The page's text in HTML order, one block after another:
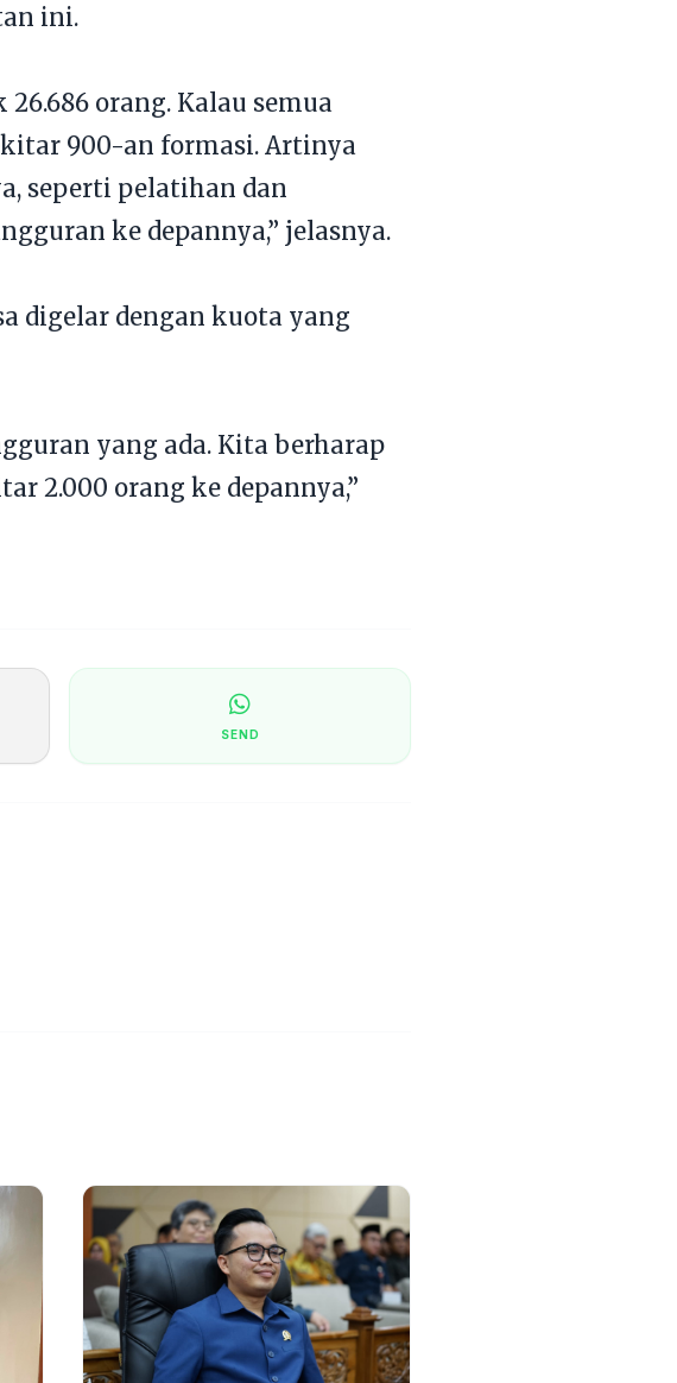
ini.
orang. Kalau semua
900-an formasi. Artinya
seperti pelatihan dan
ke depannya,” jelasnya.
digelar dengan kuota yang
yang ada. Kita berharap
2.000 orang ke depannya,”
SEND